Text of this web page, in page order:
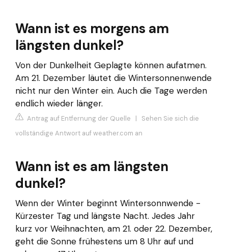
Wann ist es morgens am
längsten dunkel?
Von der Dunkelheit Geplagte können aufatmen.
Am 21. Dezember läutet die Wintersonnenwende
nicht nur den Winter ein. Auch die Tage werden
endlich wieder länger.
Antrag auf Entfernung der Quelle | Sehen Sie sich die
vollständige Antwort auf weather.com an
Wann ist es am längsten
dunkel?
Wenn der Winter beginnt Wintersonnwende -
Kürzester Tag und längste Nacht. Jedes Jahr
kurz vor Weihnachten, am 21. oder 22. Dezember,
geht die Sonne frühestens um 8 Uhr auf und